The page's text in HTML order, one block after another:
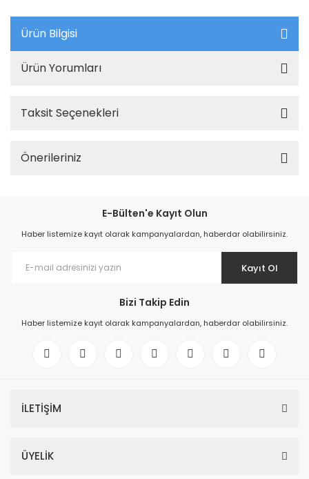
Ürün Bilgisi
Ürün Yorumları
Taksit Seçenekleri
Önerileriniz
E-Bülten'e Kayıt Olun
Haber listemize kayıt olarak kampanyalardan, haberdar olabilirsiniz.
Kayıt Ol
Bizi Takip Edin
Haber listemize kayıt olarak kampanyalardan, haberdar olabilirsiniz.
İLETİŞİM
ÜYELİK